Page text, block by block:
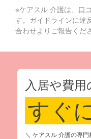
※ケアスル 介護は、 口
す。ガイドラインに違
合わせよりご報告くだ
入居や費
すぐ
＼ ケアスル 介護の専